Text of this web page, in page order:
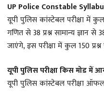
UP Police Constable
यूपी पुलिस कांस्टेबल परीक्षा में कुल
गणित से 38 प्रश्न सामान्य ज्ञान से
जाएंगे, इस परीक्षा में कुल 150
यूपी पुलिस परीक्षा किस मोड में
यूपी पुलिस कांस्टेबल परीक्षा